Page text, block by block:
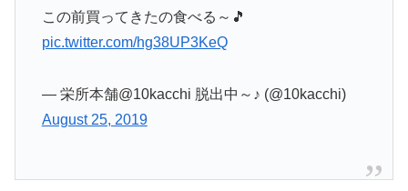
この前買ってきたの食べる～🎵
pic.twitter.com/hg38UP3KeQ
— 栄所本舗@10kacchi 脱出中～♪ (@10kacchi)
August 25, 2019